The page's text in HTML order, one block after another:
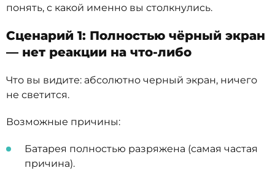
понять, с какой именно вы столкнулись.
Сценарий 1: Полностью чёрный экран
— нет реакции на что-либо
Что вы видите: абсолютно черный экран, ничего
не светится.
Возможные причины:
Батарея полностью разряжена (самая частая
причина).